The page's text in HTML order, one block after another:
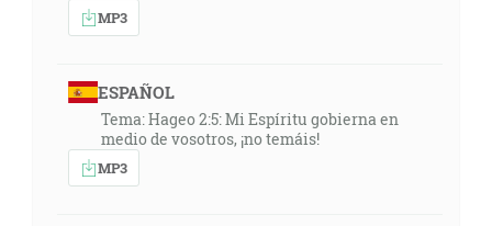
MP3
ESPAÑOL
Tema: Hageo 2:5: Mi Espíritu gobierna en
medio de vosotros, ¡no temáis!
MP3